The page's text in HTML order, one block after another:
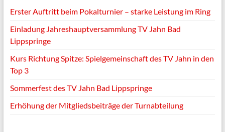
Erster Auftritt beim Pokalturnier – starke Leistung im Ring
Einladung Jahreshauptversammlung TV Jahn Bad
Lippspringe
Kurs Richtung Spitze: Spielgemeinschaft des TV Jahn in den
Top 3
Sommerfest des TV Jahn Bad Lippspringe
Erhöhung der Mitgliedsbeiträge der Turnabteilung